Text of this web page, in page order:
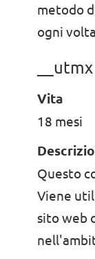
metodo
ogni
__utmx
Vita
18 mesi
Questo
Viene
sito web